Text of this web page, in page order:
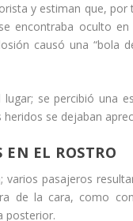
y estiman que,
encontraba oculto
causó una “bola
se percibió una
se dejaban
EN EL ROSTRO
pasajeros
de la cara, como
posterior.